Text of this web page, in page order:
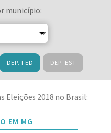
município:
DEP. FED DEP. EST
Eleições 2018 no Brasil:
EM MG